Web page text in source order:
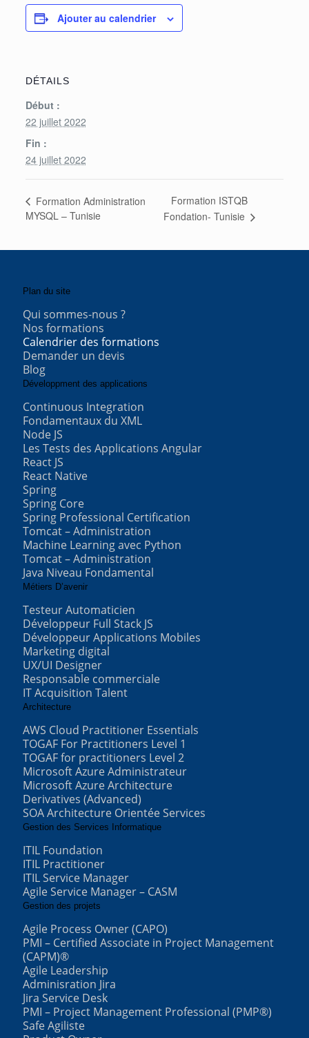
Ajouter au calendrier
DÉTAILS
Début :
22 juillet 2022
Fin :
24 juillet 2022
Formation Administration
MYSQL – Tunisie
Formation ISTQB
Fondation- Tunisie
Plan du site
Qui sommes-nous ?
Nos formations
Calendrier des formations
Demander un devis
Blog
Développment des applications
Continuous Integration
Fondamentaux du XML
Node JS
Les Tests des Applications Angular
React JS
React Native
Spring
Spring Core
Spring Professional Certification
Tomcat – Administration
Machine Learning avec Python
Tomcat – Administration
Java Niveau Fondamental
Métiers D’avenir
Testeur Automaticien
Développeur Full Stack JS
Développeur Applications Mobiles
Marketing digital
UX/UI Designer
Responsable commerciale
IT Acquisition Talent
Architecture
AWS Cloud Practitioner Essentials
TOGAF For Practitioners Level 1
TOGAF for practitioners Level 2
Microsoft Azure Administrateur
Microsoft Azure Architecture
Derivatives (Advanced)
SOA Architecture Orientée Services
Gestion des Services Informatique
ITIL Foundation
ITIL Practitioner
ITIL Service Manager
Agile Service Manager – CASM
Gestion des projets
Agile Process Owner (CAPO)
PMI – Certified Associate in Project Management
(CAPM)®
Agile Leadership
Adminisration Jira
Jira Service Desk
PMI – Project Management Professional (PMP®)
Safe Agiliste